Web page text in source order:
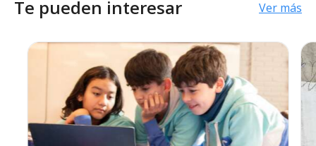
Te pueden interesar Ver más